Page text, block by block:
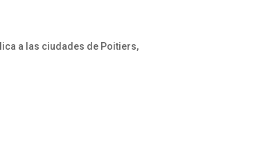
a las ciudades de Poitiers,